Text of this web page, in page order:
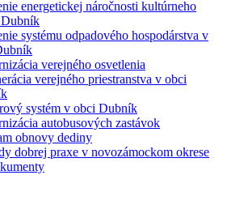
energetickej náročnosti kultúrneho
systému odpadového hospodárstva v
verejného osvetlenia
verejného priestranstva v obci
systém v obci Dubník
autobusových zastávok
obnovy dediny
dobrej praxe v novozámockom okrese